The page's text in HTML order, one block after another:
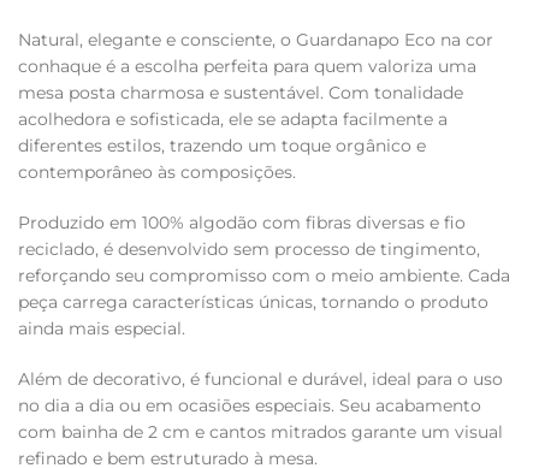
Natural, elegante e consciente, o Guardanapo Eco na cor
conhaque é a escolha perfeita para quem valoriza uma
mesa posta charmosa e sustentável. Com tonalidade
acolhedora e sofisticada, ele se adapta facilmente a
diferentes estilos, trazendo um toque orgânico e
contemporâneo às composições.
Produzido em 100% algodão com fibras diversas e fio
reciclado, é desenvolvido sem processo de tingimento,
reforçando seu compromisso com o meio ambiente. Cada
peça carrega características únicas, tornando o produto
ainda mais especial.
Além de decorativo, é funcional e durável, ideal para o uso
no dia a dia ou em ocasiões especiais. Seu acabamento
com bainha de 2 cm e cantos mitrados garante um visual
refinado e bem estruturado à mesa.